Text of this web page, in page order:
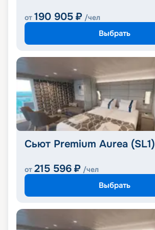
от 190 905 ₽ /чел
Выбрать
Сьют Premium Aurea (SL1)
от 215 596 ₽ /чел
Выбрать